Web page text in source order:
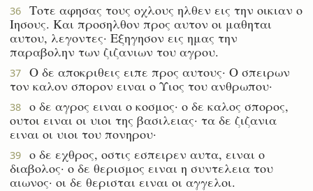
36
Τοτε αφησας τους οχλους ηλθεν εις την οικιαν ο
Ιησους. Και προσηλθον προς αυτον οι μαθηται
αυτου, λεγοντες· Εξηγησον εις ημας την
παραβολην των ζιζανιων του αγρου.
37
Ο δε αποκριθεις ειπε προς αυτους· Ο σπειρων
τον καλον σπορον ειναι ο Υιος του ανθρωπου·
38
ο δε αγρος ειναι ο κοσμος· ο δε καλος σπορος,
ουτοι ειναι οι υιοι της βασιλειας· τα δε ζιζανια
ειναι οι υιοι του πονηρου·
39
ο δε εχθρος, οστις εσπειρεν αυτα, ειναι ο
διαβολος· ο δε θερισμος ειναι η συντελεια του
αιωνος· οι δε θερισται ειναι οι αγγελοι.